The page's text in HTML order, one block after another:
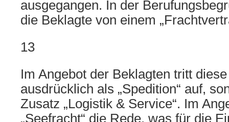
ausgegangen. In der
die Beklagte von einem
13
Im Angebot der Beklagten tritt
ausdrücklich als „Spedition“ auf,
Zusatz „Logistik & Service“. Im
„Seefracht“ die Rede, was für die